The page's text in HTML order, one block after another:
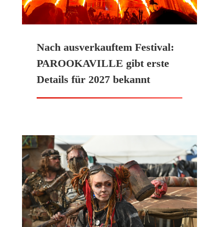
Nach ausverkauftem Festival:
PAROOKAVILLE gibt erste
Details für 2027 bekannt